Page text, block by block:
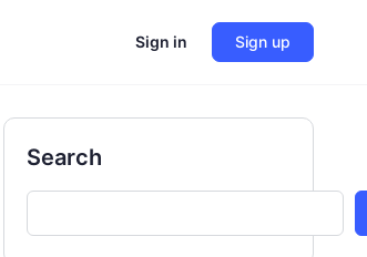
Sign in Sign up
Search